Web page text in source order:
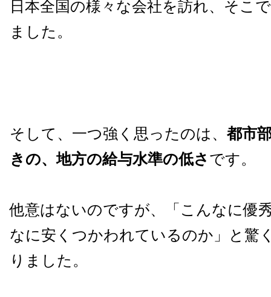
日本全国の様々な会社を訪れ、そこ
ました。
そして、一つ強く思ったのは、 都市
きの、地方の給与水準の低さ です。
他意はないのですが、「こんなに優
なに安くつかわれているのか」と驚
りました。